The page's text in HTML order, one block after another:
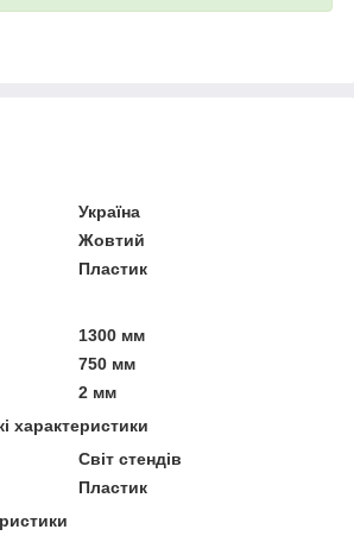
Україна
Жовтий
Пластик
1300 мм
750 мм
2 мм
характеристики
Світ стендів
Пластик